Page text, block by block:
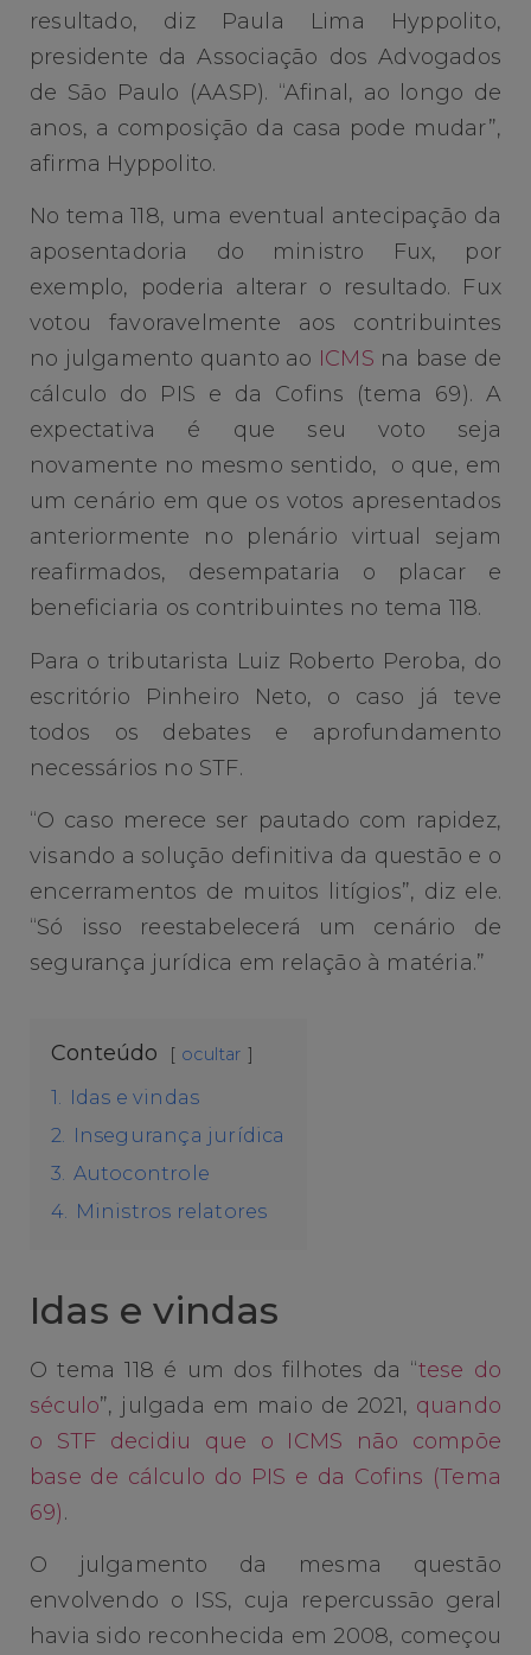
resultado, diz Paula Lima Hyppolito,
presidente da Associação dos Advogados
de São Paulo (AASP). “Afinal, ao longo de
anos, a composição da casa pode mudar”,
afirma Hyppolito.
No tema 118, uma eventual antecipação da
aposentadoria do ministro Fux, por
exemplo, poderia alterar o resultado. Fux
votou favoravelmente aos contribuintes
no julgamento quanto ao ICMS na base de
cálculo do PIS e da Cofins (tema 69). A
expectativa é que seu voto seja
novamente no mesmo sentido, o que, em
um cenário em que os votos apresentados
anteriormente no plenário virtual sejam
reafirmados, desempataria o placar e
beneficiaria os contribuintes no tema 118.
Para o tributarista Luiz Roberto Peroba, do
escritório Pinheiro Neto, o caso já teve
todos os debates e aprofundamento
necessários no STF.
“O caso merece ser pautado com rapidez,
visando a solução definitiva da questão e o
encerramentos de muitos litígios”, diz ele.
“Só isso reestabelecerá um cenário de
segurança jurídica em relação à matéria.”
Conteúdo ocultar
1.
Idas e vindas
2.
Insegurança jurídica
3. Autocontrole
4.
Ministros relatores
Idas e vindas
O tema 118 é um dos filhotes da “tese do
século”, julgada em maio de 2021, quando
o STF decidiu que o ICMS não compõe
base de cálculo do PIS e da Cofins (Tema
69).
O julgamento da mesma questão
envolvendo o ISS, cuja repercussão geral
havia sido reconhecida em 2008, começou